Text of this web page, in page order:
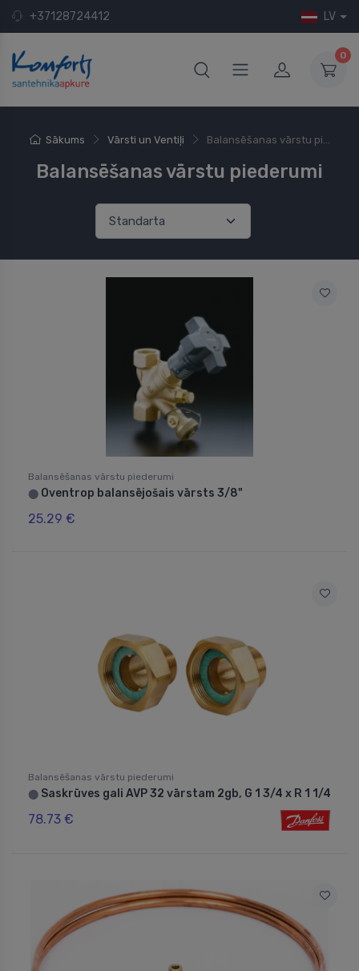
+37128724412 LV
0
Sākums Vārsti un Ventiļi Balansēšanas vārstu pi...
Balansēšanas vārstu piederumi
Balansēšanas vārstu piederumi
⬤ Oventrop balansējošais vārsts 3/8"
25.29 €
Balansēšanas vārstu piederumi
⬤ Saskrūves gali AVP 32 vārstam 2gb, G 1 3/4 x R 1 1/4
78.73 €